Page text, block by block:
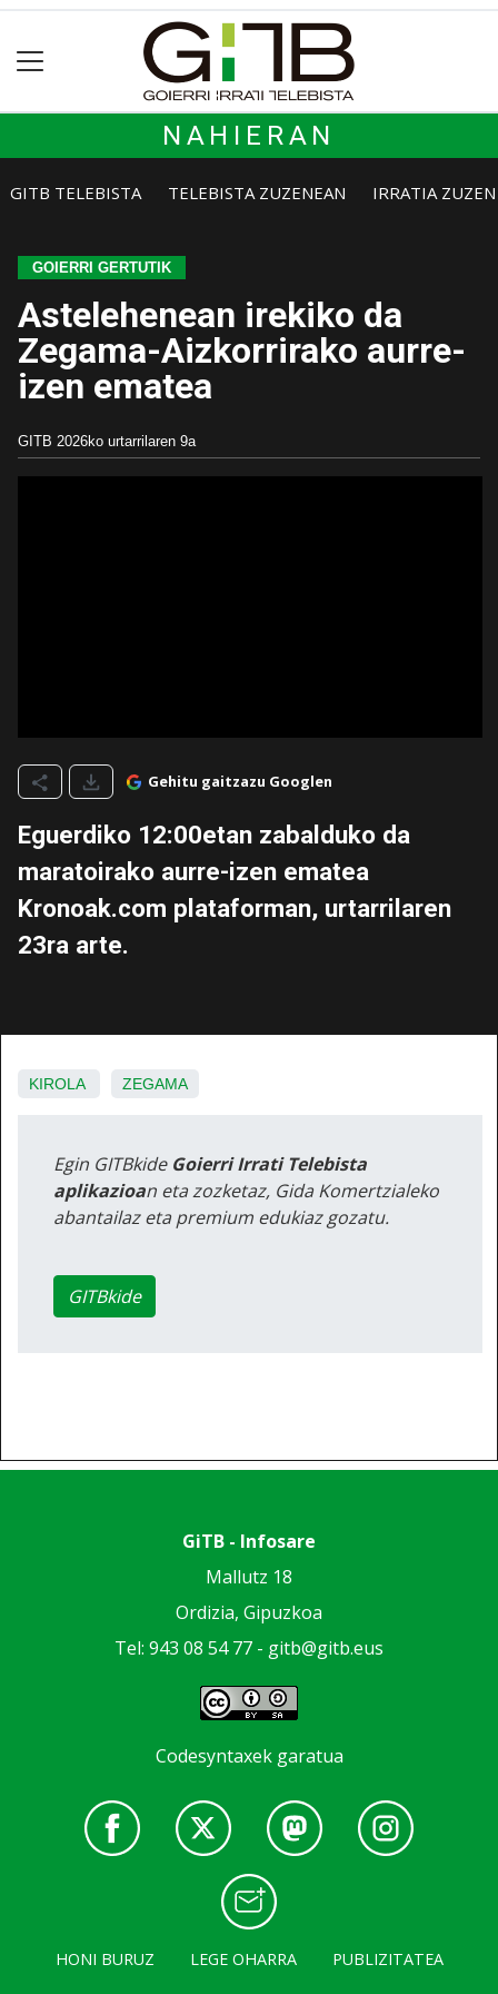
NAHIERAN
GITB TELEBISTA TELEBISTA ZUZENEAN IRRATIA
GOIERRI GERTUTIK
Astelehenean irekiko da
Zegama-Aizkorrirako aurre-
izen ematea
GITB 2026ko urtarrilaren 9a
Gehitu gaitzazu Googlen
Eguerdiko 12:00etan zabalduko da
maratoirako aurre-izen ematea
Kronoak.com plataforman, urtarrilaren
23ra arte.
KIROLA ZEGAMA
Egin GITBkide Goierri Irrati Telebista
aplikazioan eta zozketaz, Gida Komertzialeko
abantailaz eta premium edukiaz gozatu.
GITBkide
GiTB - Infosare
Mallutz 18
Ordizia, Gipuzkoa
Tel: 943 08 54 77 - gitb@gitb.eus
Codesyntaxek garatua
HONI BURUZ LEGE OHARRA
PUBLIZITATEA